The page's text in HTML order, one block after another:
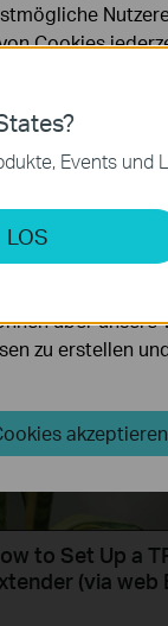
RE190
More
to Set Up a
(via web
Events und
LOS
Cookies
der
es uns, Ihre
zu
über
zu erstellen
akzeptieren